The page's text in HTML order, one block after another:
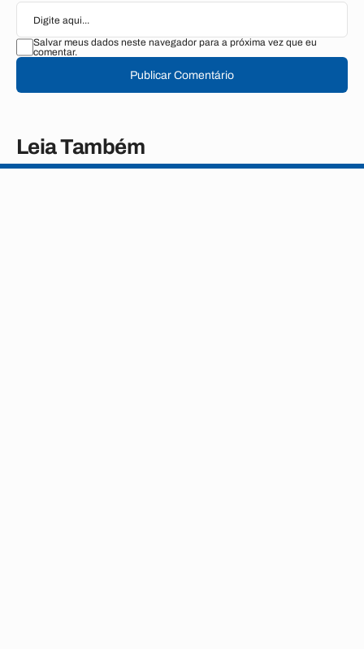
Salvar meus dados neste navegador para a próxima vez que eu
comentar.
Publicar Comentário
Leia Também